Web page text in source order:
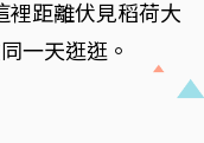
裡距離伏見稻荷大
一天逛逛。